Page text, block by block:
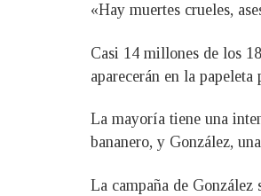
«Hay muertes crueles,
Casi 14 millones de los
aparecerán en la papeleta
La mayoría tiene una
bananero, y González,
La campaña de González